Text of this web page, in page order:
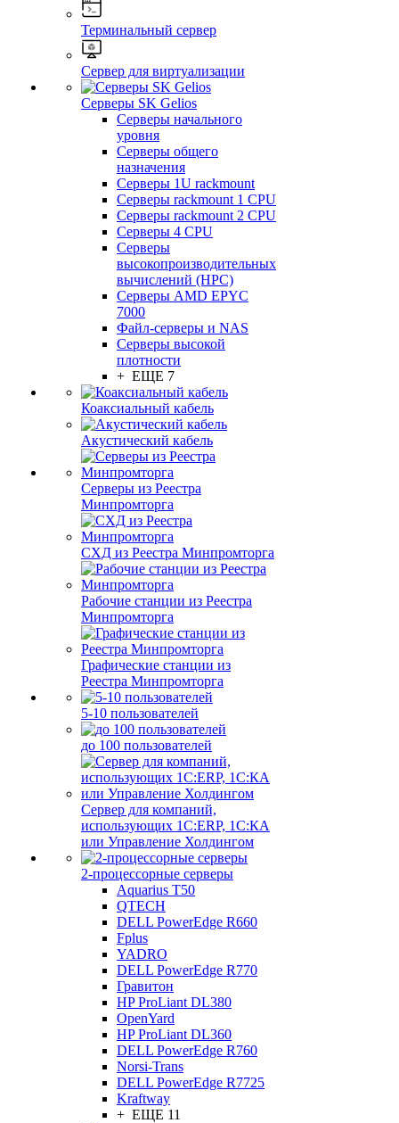
Терминальный сервер
Сервер для виртуализации
Серверы SK Gelios
Серверы начального
уровня
Серверы общего
назначения
Серверы 1U rackmount
Серверы rackmount 1 CPU
Серверы rackmount 2 CPU
Серверы 4 CPU
Серверы
высокопроизводительных
вычислений (HPC)
Серверы AMD EPYC
7000
Файл-серверы и NAS
Серверы высокой
плотности
+ ЕЩЕ 7
Коаксиальный кабель
Акустический кабель
Серверы из Реестра
Минпромторга
СХД из Реестра Минпромторга
Рабочие станции из Реестра
Минпромторга
Графические станции из
Реестра Минпромторга
5-10 пользователей
до 100 пользователей
Сервер для компаний,
использующих 1C:ERP, 1С:КА
или Управление Холдингом
2-процессорные серверы
Aquarius T50
QTECH
DELL PowerEdge R660
Fplus
YADRO
DELL PowerEdge R770
Гравитон
HP ProLiant DL380
OpenYard
HP ProLiant DL360
DELL PowerEdge R760
Norsi-Trans
DELL PowerEdge R7725
Kraftway
+ ЕЩЕ 11